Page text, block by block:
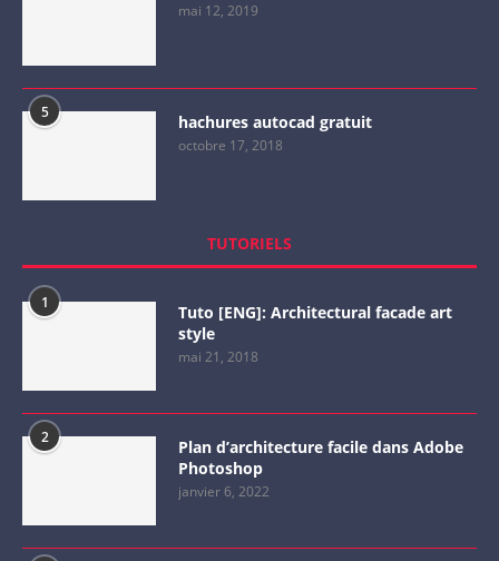
mai 12, 2019
5 hachures autocad gratuit
octobre 17, 2018
TUTORIELS
1
Tuto [ENG]: Architectural facade art
style
mai 21, 2018
2
Plan d’architecture facile dans Adobe
Photoshop
janvier 6, 2022